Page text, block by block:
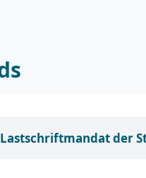
Lastschriftmandat der